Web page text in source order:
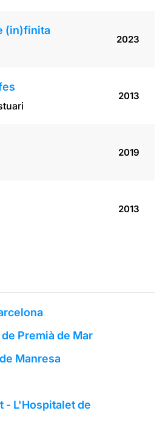
(in)finita
2023
2013
2019
2013
Premià de Mar
Manresa
- L'Hospitalet de